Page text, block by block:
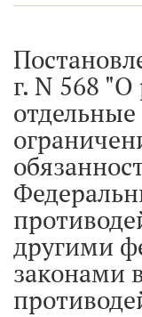
г. N 568
другими
законами